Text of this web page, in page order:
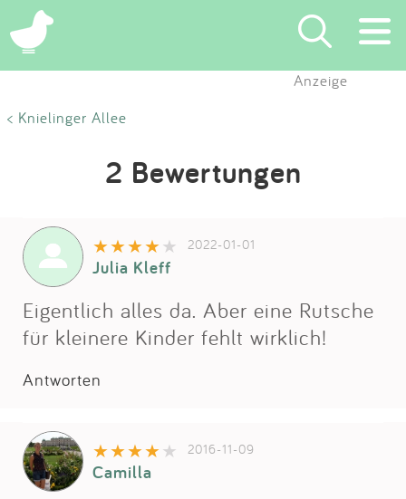
Eintragen
Partner
Anzeige
< Knielinger Allee
2 Bewertungen
2022-01-01
Julia Kleff
Eigentlich alles da. Aber eine Rutsche
für kleinere Kinder fehlt wirklich!
Antworten
2016-11-09
Camilla